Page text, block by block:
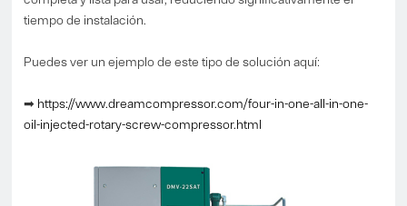
tiempo de instalación.
Puedes ver un ejemplo de este tipo de solución aquí:
➡ https://www.dreamcompressor.com/four-in-one-all-in-one-
oil-injected-rotary-screw-compressor.html